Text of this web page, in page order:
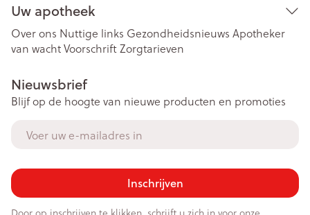
Uw apotheek
Over ons Nuttige links Gezondheidsnieuws Apotheker
van wachtVoorschriftZorgtarieven
Nieuwsbrief
Blijf op de hoogte van nieuwe producten en promoties
Inschrijven